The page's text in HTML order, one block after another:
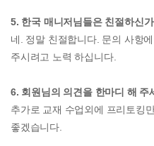
5. 한국 매니저님들은 친절하신
네. 정말 친절합니다. 문의 사항
주시려고 노력 하십니다.
6. 회원님의 의견을 한마디 해 주
추가로 교재 수업외에 프리토킹
좋겠습니다.